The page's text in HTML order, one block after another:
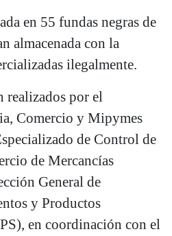
en 55 fundas negras de
almacenada con la
ilegalmente.
realizados por el
Comercio y Mipymes
de Control de
de Mercancías
General de
y Productos
en coordinación con el